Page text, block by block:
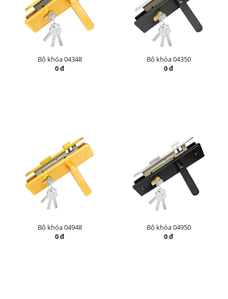
Bộ khóa 04348
0 đ
Bộ khóa 04350
0 đ
Bộ khóa 04948
0 đ
Bộ khóa 04950
0 đ